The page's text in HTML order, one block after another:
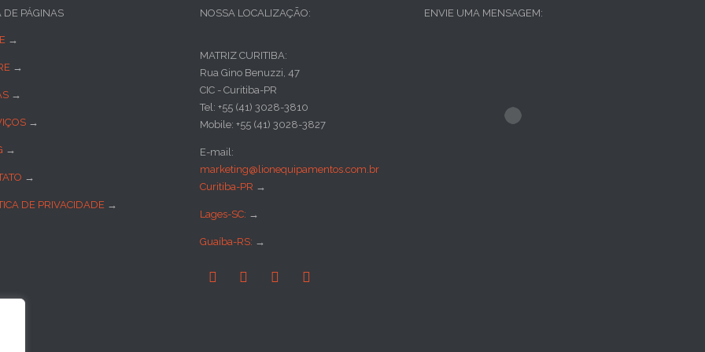
DE PÁGINAS
→
→
→
→
→
→
DE PRIVACIDADE →
NOSSA LOCALIZAÇÃO:
MATRIZ CURITIBA:
Rua Gino Benuzzi, 47
CIC - Curitiba-PR
Tel: +55 (41) 3028-3810
Mobile: +55 (41) 3028-3827
E-mail:
marketing@lionequipamentos.com.br
Curitiba-PR →
Lages-SC: →
Guaíba-RS: →
   
ENVIE UMA MENSAGEM: